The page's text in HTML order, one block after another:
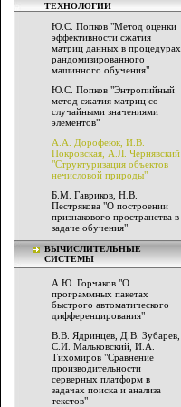
ТЕХНОЛОГИИ
Ю.С. Попков "Метод оценки
эффективности сжатия
матриц данных в процедурах
рандомизированного
машинного обучения"
Ю.С. Попков "Энтропийный
метод сжатия матриц со
случайными значениями
элементов"
А.А. Дорофеюк, И.В.
Покровская, А.Л. Чернявский
"Структуризация объектов
нечисловой природы"
Б.М. Гавриков, Н.В.
Пестрякова "О построении
признакового пространства в
задаче обучения"
ВЫЧИСЛИТЕЛЬНЫЕ
СИСТЕМЫ
А.Ю. Горчаков "О
программных пакетах
быстрого автоматического
дифференцирования"
В.В. Ядринцев, Д.В. Зубарев,
С.И. Мальковский, И.А.
Тихомиров "Сравнение
производительности
серверных платформ в
задачах поиска и анализа
текстов"